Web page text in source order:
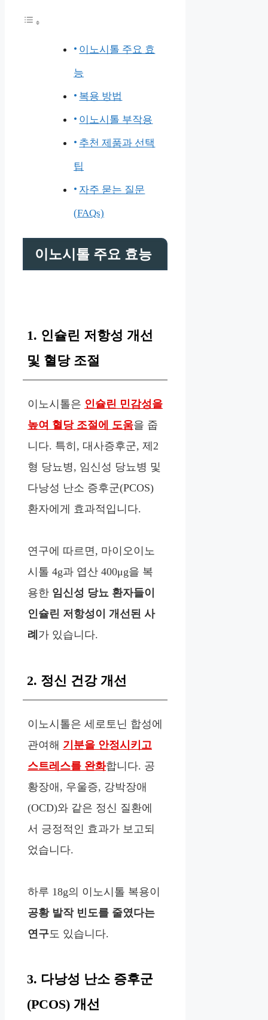
이노시톨 주요 효
능
복용 방법
이노시톨 부작용
추천 제품과 선택
팁
자주 묻는 질문
(FAQs)
이노시톨 주요 효능
1. 인슐린 저항성 개선
및 혈당 조절
이노시톨은 인슐린 민감성을
높여 혈당 조절에 도움을 줍
니다. 특히, 대사증후군, 제2
형 당뇨병, 임신성 당뇨병 및
다낭성 난소 증후군(PCOS)
환자에게 효과적입니다.
연구에 따르면, 마이오이노
시톨 4g과 엽산 400μg을 복
용한 임신성 당뇨 환자들이
인슐린 저항성이 개선된 사
례 가 있습니다.
2. 정신 건강 개선
이노시톨은 세로토닌 합성에
관여해 기분을 안정시키고
스트레스를 완화합니다. 공
황장애, 우울증, 강박장애
(OCD)와 같은 정신 질환에
서 긍정적인 효과가 보고되
었습니다.
하루 18g의 이노시톨 복용이
공황 발작 빈도를 줄였다는
연구도 있습니다.
3. 다낭성 난소 증후군
(PCOS) 개선